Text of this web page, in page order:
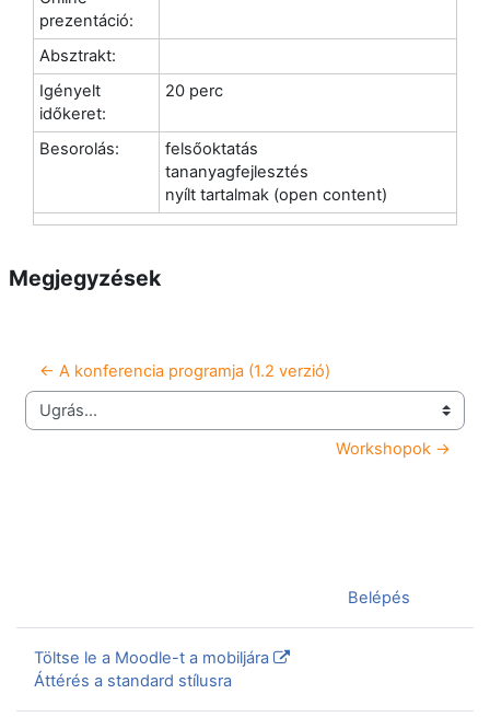
prezentáció:
Absztrakt:
Igényelt
időkeret:
20 perc
Besorolás:
felsőoktatás
tananyagfejlesztés
nyílt tartalmak (open content)
Megjegyzések
← A konferencia programja (1.2 verzió)
Ugrás...
Workshopok →
Belépés
Töltse le a Moodle-t a mobiljára
Áttérés a standard stílusra